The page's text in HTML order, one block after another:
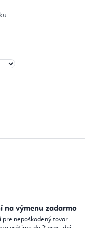
na výmenu zadarmo
pre nepoškodený tovar.